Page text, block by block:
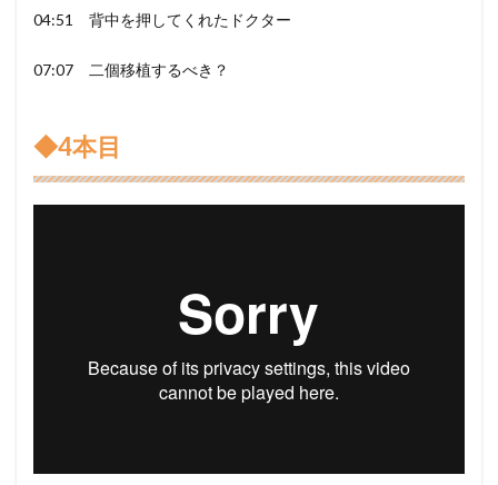
04:51 背中を押してくれたドクター
07:07 二個移植するべき？
◆4本目